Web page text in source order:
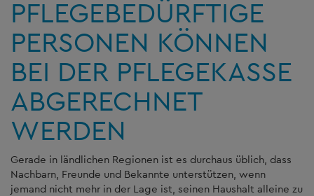
PFLEGEBEDÜRFTIGE
PERSONEN KÖNNEN
BEI DER PFLEGEKASSE
ABGERECHNET
WERDEN
Gerade in ländlichen Regionen ist es durchaus üblich, dass
Nachbarn, Freunde und Bekannte unterstützen, wenn
jemand nicht mehr in der Lage ist, seinen Haushalt alleine zu